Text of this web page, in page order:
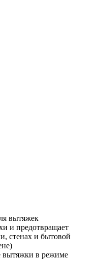
вытяжек
и предотвращает
стенах и бытовой
вытяжки в режиме